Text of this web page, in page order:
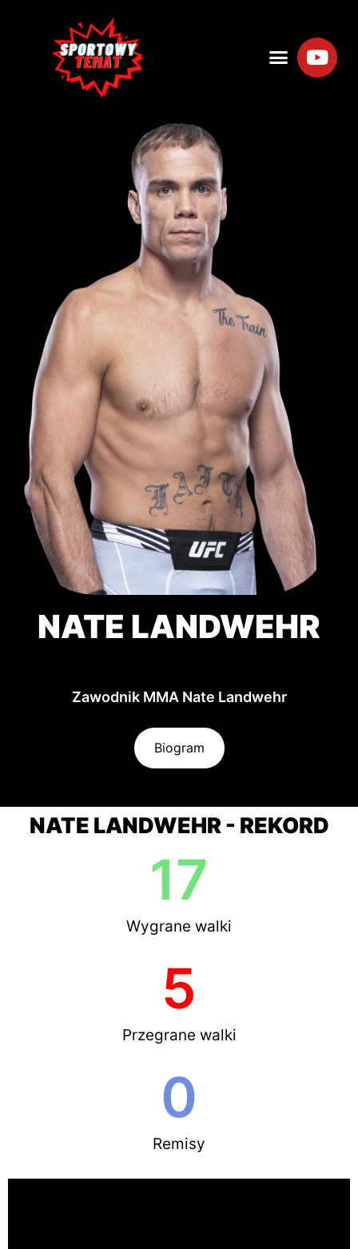
NATE LANDWEHR
Zawodnik MMA Nate Landwehr
Biogram
NATE LANDWEHR - REKORD
Wygrane walki
17
Przegrane walki
5
Remisy
0